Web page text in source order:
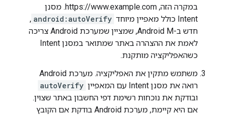
במקרה הזה, https://www.example.com. מסנן
Intent כולל מאפיין מיוחד
android:autoVerify
,
חדש ב-Android M, שמציין שמערכת Android צריכה
לאמת את ההצהרה באתר שמתואר במסנן Intent
כשהאפליקציה מותקנת.
משתמש מתקין את האפליקציה. מערכת Android
רואה את מסנן Intent עם המאפיין
autoVerify
ובודקת את נוכחות רשימת דפי החשבון באתר שצוין.
אם היא קיימת, מערכת Android בודקת אם הקובץ